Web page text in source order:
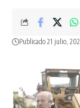
Publicado 21 julio,